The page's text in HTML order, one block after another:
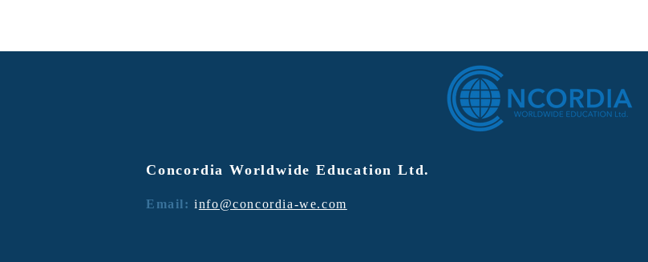
Concordia Worldwide Education Ltd.
Email: info@concordia-we.com